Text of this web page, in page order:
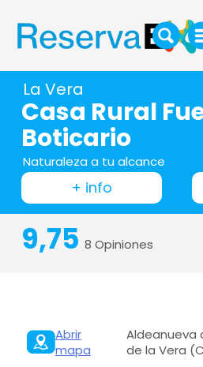
La Vera
Casa Rural
Boticario
Naturaleza a tu alcance
+ info
9,75 8 Opiniones
Abrir
mapa
Aldeanueva
de la Vera